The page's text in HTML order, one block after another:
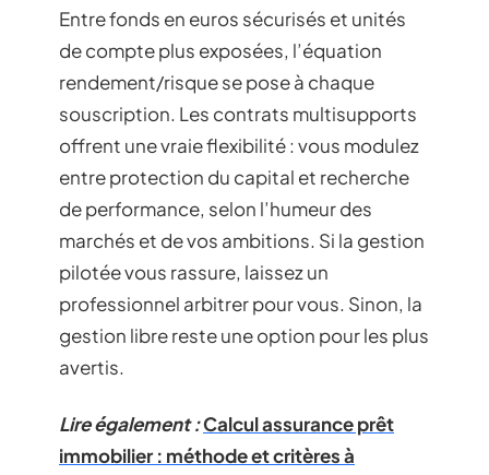
Entre fonds en euros sécurisés et unités
de compte plus exposées, l’équation
rendement/risque se pose à chaque
souscription. Les contrats multisupports
offrent une vraie flexibilité : vous modulez
entre protection du capital et recherche
de performance, selon l’humeur des
marchés et de vos ambitions. Si la gestion
pilotée vous rassure, laissez un
professionnel arbitrer pour vous. Sinon, la
gestion libre reste une option pour les plus
avertis.
Lire également :Calcul assurance prêt
immobilier : méthode et critères à